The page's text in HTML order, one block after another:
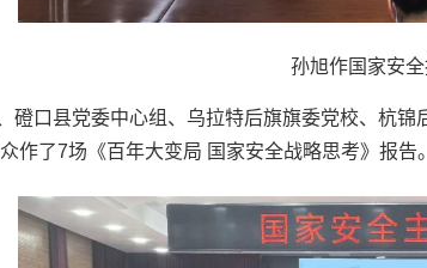
孙旭作国家安
磴口县党委中心组、乌拉特后旗旗委党校、杭
作了7场《百年大变局 国家安全战略思考》报告。